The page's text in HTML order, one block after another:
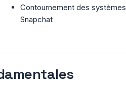
Contournement des
Snapchat